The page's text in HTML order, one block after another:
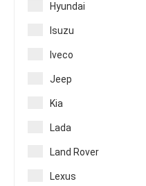
Hyundai
Isuzu
Iveco
Jeep
Kia
Lada
Land Rover
Lexus